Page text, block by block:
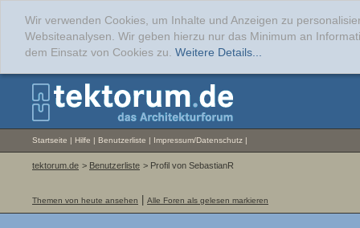
Wir verwenden Cookies, um Inhalte und Anzeigen zu
Websiteanalysen. Wir geben hierzu nur das Minimum an
dem Einsatz von Cookies zu. Weitere Details...
Startseite | Hilfe | Benutzerliste | Impressum/Datenschutz |
tektorum.de > Benutzerliste > Profil von SebastianR
Themen von heute ansehen Alle Foren als gelesen markieren